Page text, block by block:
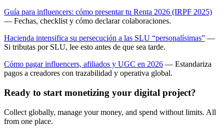
Guía para influencers: cómo presentar tu Renta 2026 (IRPF 2025)
— Fechas, checklist y cómo declarar colaboraciones.
Hacienda intensifica su persecución a las SLU “personalísimas” —
Si tributas por SLU, lee esto antes de que sea tarde.
Cómo pagar influencers, afiliados y UGC en 2026 — Estandariza
pagos a creadores con trazabilidad y operativa global.
Ready to start monetizing your digital project?
Collect globally, manage your money, and spend without limits. All
from one place.